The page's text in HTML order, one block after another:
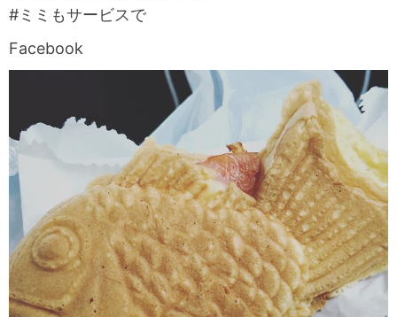
#ミミもサービスで
Facebook